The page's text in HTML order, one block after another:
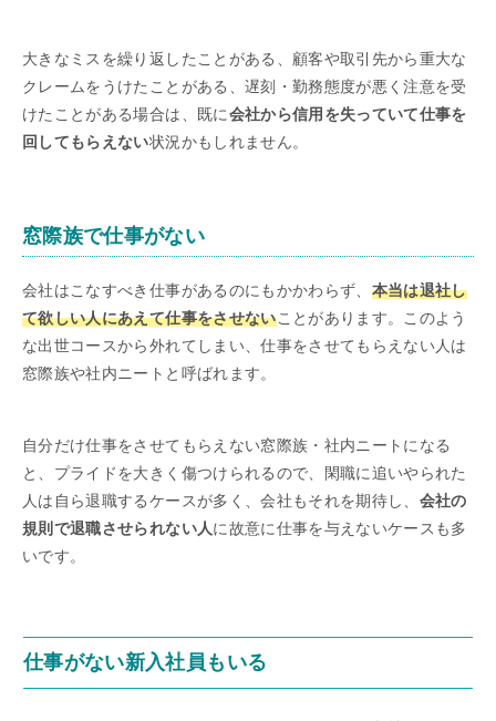
大きなミスを繰り返したことがある、顧客や取引先から重大な
クレームをうけたことがある、遅刻・勤務態度が悪く注意を受
けたことがある場合は、既に会社から信用を失っていて仕事を
回してもらえない状況かもしれません。
窓際族で仕事がない
会社はこなすべき仕事があるのにもかかわらず、 本当は退社し
て欲しい人にあえて仕事をさせないことがあります。このよう
な出世コースから外れてしまい、仕事をさせてもらえない人は
窓際族や社内ニートと呼ばれます。
自分だけ仕事をさせてもらえない窓際族・社内ニートになる
と、プライドを大きく傷つけられるので、閑職に追いやられた
人は自ら退職するケースが多く、会社もそれを期待し、 会社の
規則で退職させられない人に故意に仕事を与えないケースも多
いです。
仕事がない新入社員もいる